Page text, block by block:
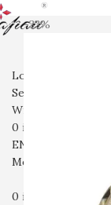
Login / Register
Search
Wishlist
0 items
ENG
Menu
0 items
-33%